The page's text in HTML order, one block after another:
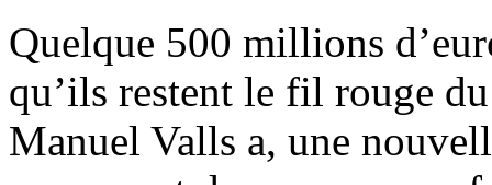
Quelque 500 millions
qu’ils restent le fil rouge
Manuel Valls a, une